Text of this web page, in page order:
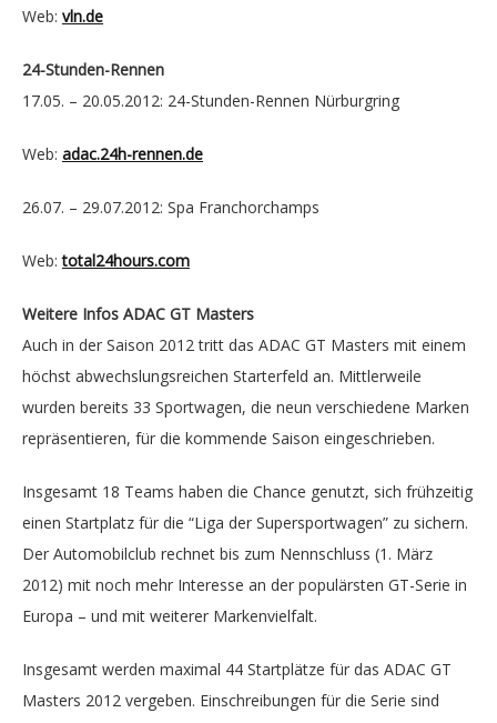
Web: vln.de
24-Stunden-Rennen
17.05. – 20.05.2012: 24-Stunden-Rennen Nürburgring
Web: adac.24h-rennen.de
26.07. – 29.07.2012: Spa Franchorchamps
Web:total24hours.com
Weitere Infos ADAC GT Masters
Auch in der Saison 2012 tritt das ADAC GT Masters mit einem
höchst abwechslungsreichen Starterfeld an. Mittlerweile
wurden bereits 33 Sportwagen, die neun verschiedene Marken
repräsentieren, für die kommende Saison eingeschrieben.
Insgesamt 18 Teams haben die Chance genutzt, sich frühzeitig
einen Startplatz für die “Liga der Supersportwagen” zu sichern.
Der Automobilclub rechnet bis zum Nennschluss (1. März
2012) mit noch mehr Interesse an der populärsten GT-Serie in
Europa – und mit weiterer Markenvielfalt.
Insgesamt werden maximal 44 Startplätze für das ADAC GT
Masters 2012 vergeben. Einschreibungen für die Serie sind